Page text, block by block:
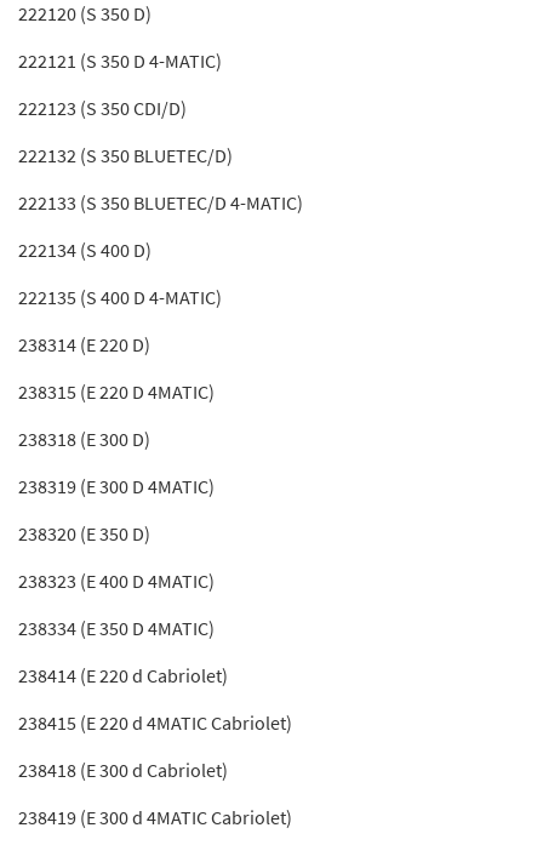
222120 (S 350 D)
222121 (S 350 D 4-MATIC)
222123 (S 350 CDI/D)
222132 (S 350 BLUETEC/D)
222133 (S 350 BLUETEC/D 4-MATIC)
222134 (S 400 D)
222135 (S 400 D 4-MATIC)
238314 (E 220 D)
238315 (E 220 D 4MATIC)
238318 (E 300 D)
238319 (E 300 D 4MATIC)
238320 (E 350 D)
238323 (E 400 D 4MATIC)
238334 (E 350 D 4MATIC)
238414 (E 220 d Cabriolet)
238415 (E 220 d 4MATIC Cabriolet)
238418 (E 300 d Cabriolet)
238419 (E 300 d 4MATIC Cabriolet)